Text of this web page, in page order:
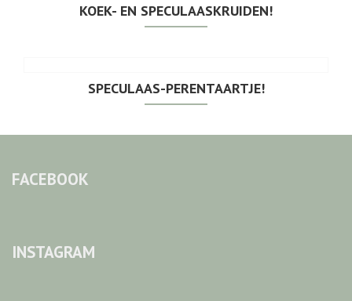
KOEK- EN SPECULAASKRUIDEN!
SPECULAAS-PERENTAARTJE!
FACEBOOK
INSTAGRAM